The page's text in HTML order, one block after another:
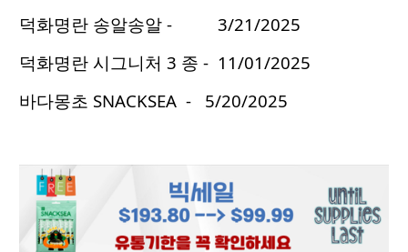
덕화명란 송알송알 - 3/21/2025
덕화명란 시그니처 3 종 - 11/01/2025
바다몽초 SNACKSEA - 5/20/2025